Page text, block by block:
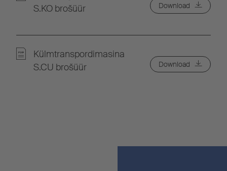
S.KO brošüür
Download
Külmtranspordimasina
S.CU brošüür
Download